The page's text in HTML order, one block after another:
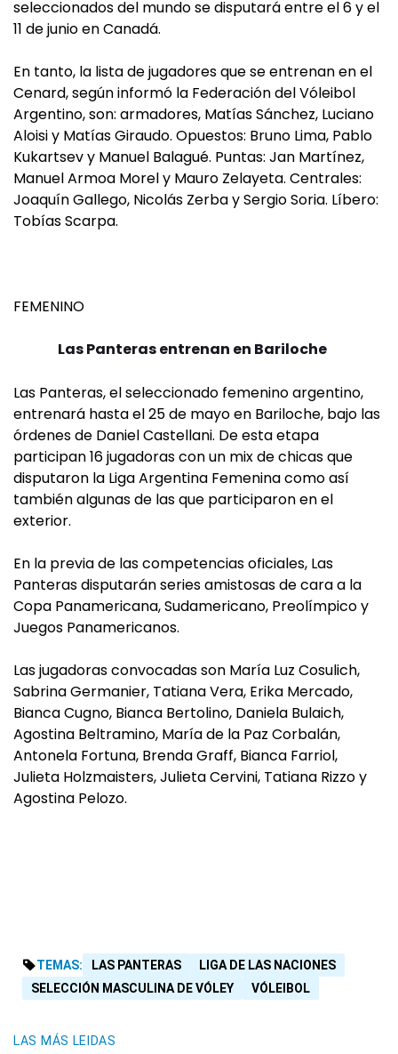
seleccionados del mundo se disputará entre el 6 y el
11 de junio en Canadá.
En tanto, la lista de jugadores que se entrenan en el
Cenard, según informó la Federación del Vóleibol
Argentino, son: armadores, Matías Sánchez, Luciano
Aloisi y Matías Giraudo. Opuestos: Bruno Lima, Pablo
Kukartsev y Manuel Balagué. Puntas: Jan Martínez,
Manuel Armoa Morel y Mauro Zelayeta. Centrales:
Joaquín Gallego, Nicolás Zerba y Sergio Soria. Líbero:
Tobías Scarpa.
FEMENINO
Las Panteras entrenan en Bariloche
Las Panteras, el seleccionado femenino argentino,
entrenará hasta el 25 de mayo en Bariloche, bajo las
órdenes de Daniel Castellani. De esta etapa
participan 16 jugadoras con un mix de chicas que
disputaron la Liga Argentina Femenina como así
también algunas de las que participaron en el
exterior.
En la previa de las competencias oficiales, Las
Panteras disputarán series amistosas de cara a la
Copa Panamericana, Sudamericano, Preolímpico y
Juegos Panamericanos.
Las jugadoras convocadas son María Luz Cosulich,
Sabrina Germanier, Tatiana Vera, Erika Mercado,
Bianca Cugno, Bianca Bertolino, Daniela Bulaich,
Agostina Beltramino, María de la Paz Corbalán,
Antonela Fortuna, Brenda Graff, Bianca Farriol,
Julieta Holzmaisters, Julieta Cervini, Tatiana Rizzo y
Agostina Pelozo.
TEMAS: LAS PANTERAS
LIGA DE LAS NACIONES
SELECCIÓN MASCULINA DE VÓLEY
VÓLEIBOL
LAS MÁS LEIDAS